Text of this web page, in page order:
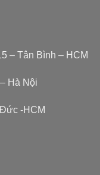
– Tân Bình – HCM
Hà Nội
-HCM